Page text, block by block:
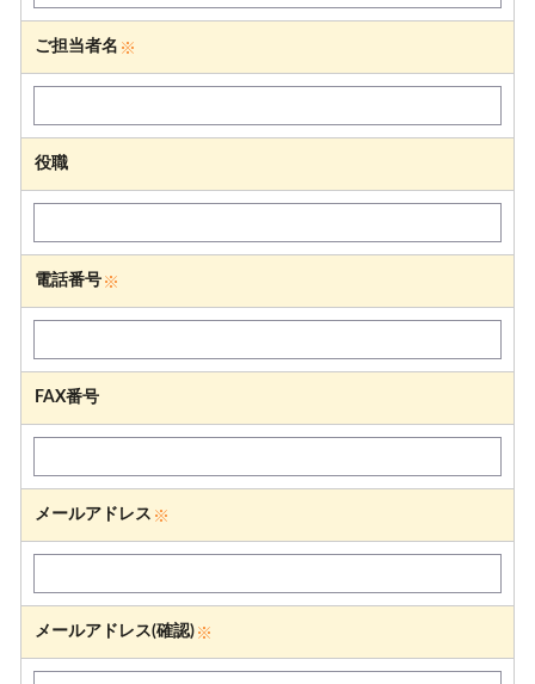
ご担当者名
役職
電話番号
FAX番号
メールアドレス
メールアドレス(確認)